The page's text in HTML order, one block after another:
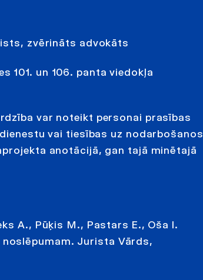
zvērināts advokāts
101. un 106. panta viedokļa
var noteikt personai prasības
vai tiesības uz nodarbošanos
anotācijā, gan tajā minētajā
A., Pūķis M., Pastars E., Oša I.
Jurista Vārds,